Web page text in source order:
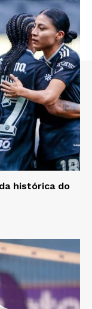
histórica do